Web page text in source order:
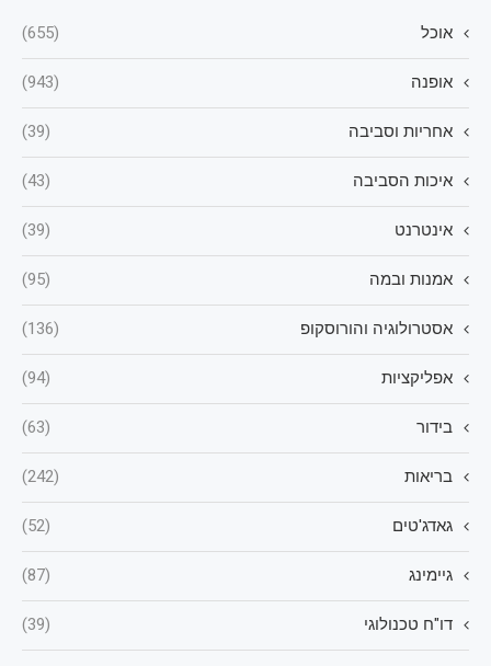
אוכל (655)
אופנה (943)
אחריות וסביבה (39)
איכות הסביבה (43)
אינטרנט (39)
אמנות ובמה (95)
אסטרולוגיה והורוסקופ (136)
אפליקציות (94)
בידור (63)
בריאות (242)
גאדג'טים (52)
גיימינג (87)
דו"ח טכנולוגי (39)